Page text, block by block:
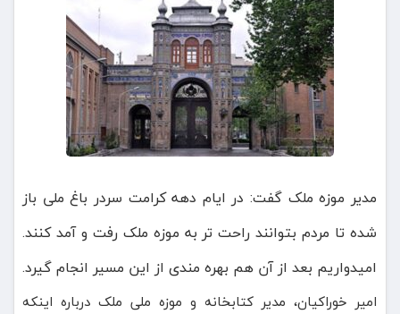
مدیر موزه ملک گفت: در ایام دهه کرامت سردر باغ ملی باز
شده تا مردم بتوانند راحت تر به موزه ملک رفت و آمد کنند.
امیدواریم بعد از آن هم بهره مندی از این مسیر انجام گیرد.
امیر خوراکیان، مدیر کتابخانه و موزه ملی ملک درباره اینکه